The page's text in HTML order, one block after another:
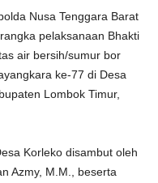
Nusa Tenggara Barat
pelaksanaan Bhakti
air bersih/sumur bor
ke-77 di Desa
Lombok Timur,
Korleko disambut oleh
Azmy, M.M., beserta